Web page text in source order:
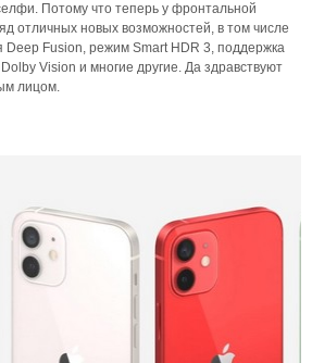
Потому что теперь у фронтальной
отличных новых возможностей, в том числе
Deep Fusion, режим Smart HDR 3, поддержка
Vision и многие другие. Да здравствуют
лицом.